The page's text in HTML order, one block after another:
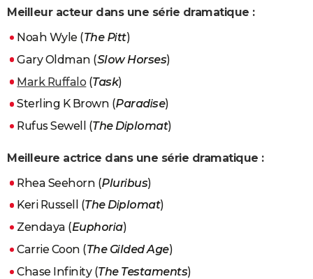
Meilleur acteur dans une série dramatique :
Noah Wyle (The Pitt)
Gary Oldman (Slow Horses)
Mark Ruffalo (Task)
Sterling K Brown (Paradise)
Rufus Sewell (The Diplomat)
Meilleure actrice dans une série dramatique :
Rhea Seehorn (Pluribus)
Keri Russell (The Diplomat)
Zendaya (Euphoria)
Carrie Coon (The Gilded Age)
Chase Infinity (The Testaments)